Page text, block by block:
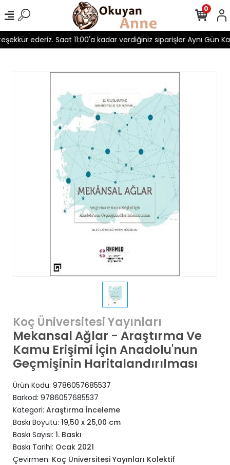
ederiz. Saat 11:00'a kadar verdiğiniz siparişler Aynı Gün
0
Koç Üniversitesi Yayınları
Mekansal Ağlar - Araştırma Ve
Kamu Erişimi İçin Anadolu'nun
Geçmişinin Haritalandırılması
Ürün Kodu: 9786057685537
Barkod: 9786057685537
Kategori: Araştırma İnceleme
Baskı Boyutu: 19,50 x 25,00 cm
Baskı Sayısı: 1. Baskı
Baskı Tarihi: Ocak 2021
Çevirmen: Koç Üniversitesi Yayınları Kolektif